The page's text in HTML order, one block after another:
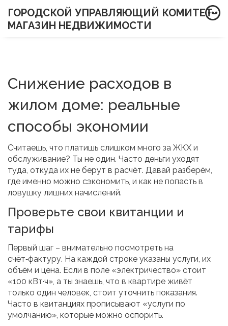
ГОРОДСКОЙ УПРАВЛЯЮЩИЙ КОМИТЕТ-
МАГАЗИН НЕДВИЖИМОСТИ
Снижение расходов в
жилом доме: реальные
способы экономии
Считаешь, что платишь слишком много за ЖКХ и
обслуживание? Ты не один. Часто деньги уходят
туда, откуда их не берут в расчёт. Давай разберём,
где именно можно сэкономить, и как не попасть в
ловушку лишних начислений.
Проверьте свои квитанции и
тарифы
Первый шаг – внимательно посмотреть на
счёт‑фактуру. На каждой строке указаны услуги, их
объём и цена. Если в поле «электричество» стоит
«100 кВт·ч», а ты знаешь, что в квартире живёт
только один человек, стоит уточнить показания.
Часто в квитанциях прописывают «услуги по
умолчанию», которые можно оспорить.